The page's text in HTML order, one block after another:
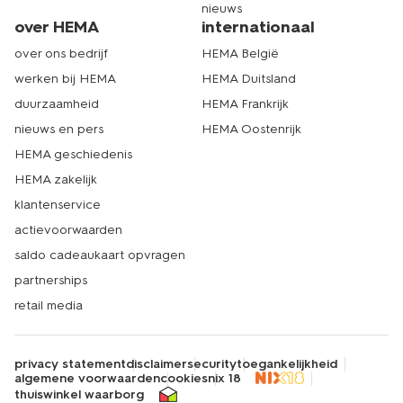
nieuws
over HEMA
over ons bedrijf
werken bij HEMA
duurzaamheid
nieuws en pers
HEMA geschiedenis
HEMA zakelijk
klantenservice
actievoorwaarden
saldo cadeaukaart opvragen
partnerships
retail media
internationaal
HEMA België
HEMA Duitsland
HEMA Frankrijk
HEMA Oostenrijk
privacy statementdisclaimersecuritytoegankelijkheid
algemene voorwaardencookiesnix 18
thuiswinkel waarborg